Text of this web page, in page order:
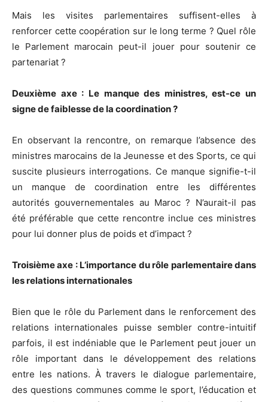
Mais les visites parlementaires suffisent-elles à
renforcer cette coopération sur le long terme ? Quel rôle
le Parlement marocain peut-il jouer pour soutenir ce
partenariat ?
Deuxième axe : Le manque des ministres, est-ce un
signe de faiblesse de la coordination ?
En observant la rencontre, on remarque l’absence des
ministres marocains de la Jeunesse et des Sports, ce qui
suscite plusieurs interrogations. Ce manque signifie-t-il
un manque de coordination entre les différentes
autorités gouvernementales au Maroc ? N’aurait-il pas
été préférable que cette rencontre inclue ces ministres
pour lui donner plus de poids et d’impact ?
Troisième axe : L’importance du rôle parlementaire dans
les relations internationales
Bien que le rôle du Parlement dans le renforcement des
relations internationales puisse sembler contre-intuitif
parfois, il est indéniable que le Parlement peut jouer un
rôle important dans le développement des relations
entre les nations. À travers le dialogue parlementaire,
des questions communes comme le sport, l’éducation et